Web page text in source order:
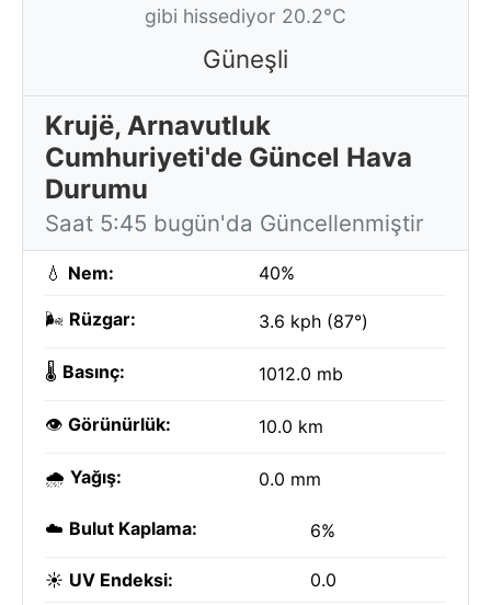
gibi hissediyor 20.2°C
Güneşli
Krujë, Arnavutluk
Cumhuriyeti'de Güncel Hava
Durumu
Saat 5:45 bugün'da Güncellenmiştir
💧 Nem: 40%
🌬️ Rüzgar: 3.6 kph (87°)
🌡️ Basınç: 1012.0 mb
👁️ Görünürlük: 10.0 km
🌧️ Yağış: 0.0 mm
☁️ Bulut Kaplama: 6%
☀️ UV Endeksi: 0.0